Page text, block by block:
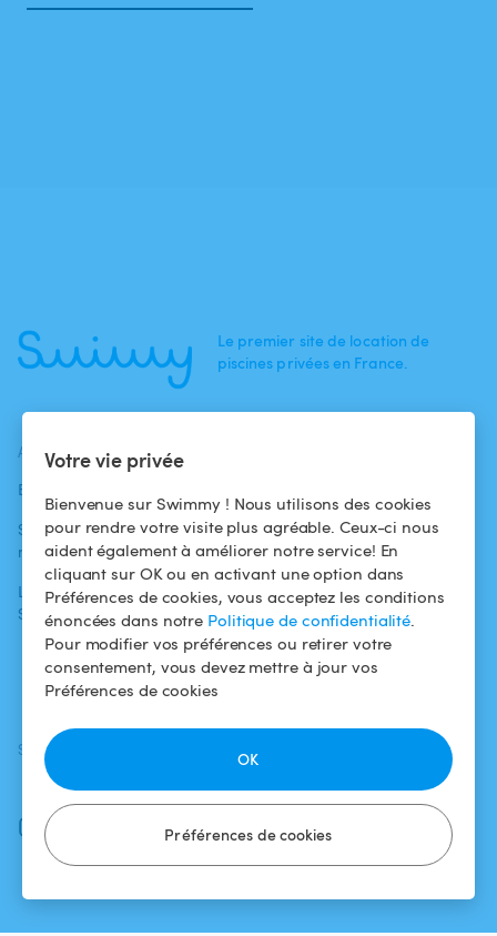
Votre vie privée
Bienvenue sur Swimmy ! Nous utilisons des cookies
pour rendre votre visite plus agréable. Ceux-ci nous
aident également à améliorer notre service! En
cliquant sur OK ou en activant une option dans
Préférences de cookies, vous acceptez les conditions
énoncées dans notre Politique de confidentialité.
Pour modifier vos préférences ou retirer votre
consentement, vous devez mettre à jour vos
Préférences de cookies
Préférences de cookies
OK
Le premier site de location de
piscines privées en France.
ACTUALITÉS
Blog
Swimmy dans les
médias
L'aventure
Swimmy
baigneurs
Pour les
propriétaires
Louer ma piscine
Comment ça
marche ?
Conditions
d'utilisation
Politique de
confidentialité
Mentions légales
SUIVEZ-NOUS
Facebook
Instagram